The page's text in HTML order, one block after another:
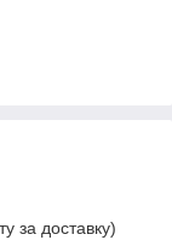
за доставку)